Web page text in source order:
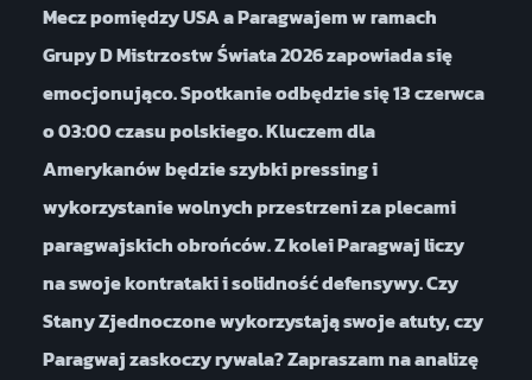
Mecz pomiędzy USA a Paragwajem w ramach
Grupy D Mistrzostw Świata 2026 zapowiada się
emocjonująco. Spotkanie odbędzie się 13 czerwca
o 03:00 czasu polskiego. Kluczem dla
Amerykanów będzie szybki pressing i
wykorzystanie wolnych przestrzeni za plecami
paragwajskich obrońców. Z kolei Paragwaj liczy
na swoje kontrataki i solidność defensywy. Czy
Stany Zjednoczone wykorzystają swoje atuty, czy
Paragwaj zaskoczy rywala? Zapraszam na analizę